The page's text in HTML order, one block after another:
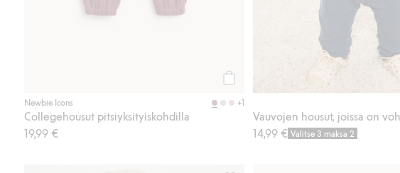
Newbie Icons +1
Collegehousut pitsiyksityiskohdilla
19,99 €
Vauvojen housut, joissa on
14,99 € Valitse 3 maksa 2